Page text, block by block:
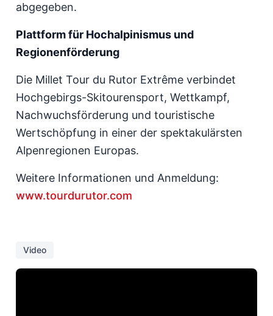
abgegeben.
Plattform für Hochalpinismus und
Regionenförderung
Die Millet Tour du Rutor Extrême verbindet
Hochgebirgs-Skitourensport, Wettkampf,
Nachwuchsförderung und touristische
Wertschöpfung in einer der spektakulärsten
Alpenregionen Europas.
Weitere Informationen und Anmeldung:
www.tourdurutor.com
Video